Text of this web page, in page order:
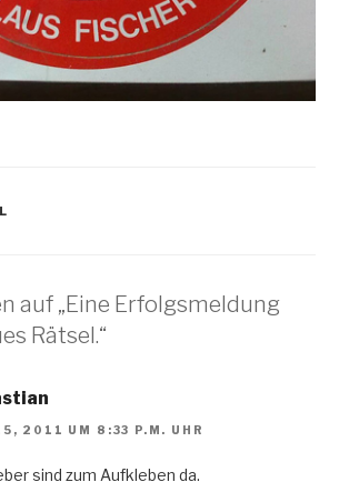
auf „Eine Erfolgsmeldung
Rätsel.“
2011 UM 8:33 P.M. UHR
sind zum Aufkleben da.